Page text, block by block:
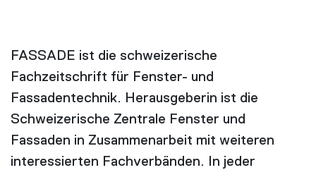
FASSADE ist die schweizerische
Fachzeitschrift für Fenster- und
Fassadentechnik. Herausgeberin ist die
Schweizerische Zentrale Fenster und
Fassaden in Zusammenarbeit mit weiteren
interessierten Fachverbänden. In jeder